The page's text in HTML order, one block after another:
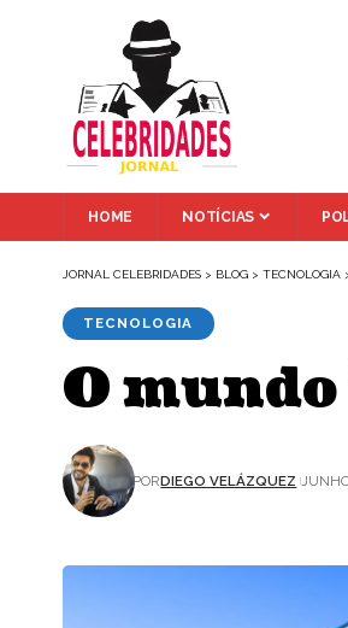
HOME NOTÍCIAS
JORNAL CELEBRIDADES > BLOG > TECNOLOGIA
TECNOLOGIA
O
PORDIEGO VELÁZQUEZ